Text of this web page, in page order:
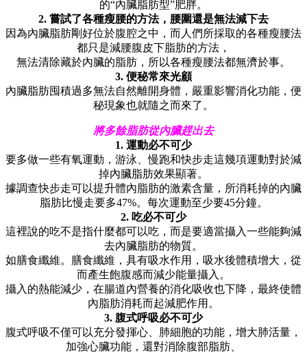
的“內臟脂肪型”肥胖。
2. 嘗試了各種瘦腰的方法，腰圍還是無法減下去
因為內臟脂肪剛好位於腹腔之中，而人們所採取的各種瘦腰法
都只是減腰腹皮下脂肪的方法，
無法清除藏於內臟的脂肪，所以各種瘦腰法都無濟於事。
3. 便秘常來光顧
內臟脂肪囤積過多無法自然離開身體，嚴重影響消化功能，便
秘現象也就隨之而來了。
將多餘脂肪從內臟趕出去
1. 運動必不可少
要多做一些有氧運動，游泳、慢跑和快步走這幾項運動對於減
掉內臟脂肪效果顯著。
據調查快步走可以提升體內脂肪的激素含量，所消耗掉的內臟
脂肪比慢走要多47%。每次運動至少要45分鐘。
2. 吃必不可少
這裡說的吃不是指什麼都可以吃，而是要適當攝入一些能夠減
去內臟脂肪的物質。
如膳食纖維。膳食纖維，具有吸水作用，吸水後體積增大，從
而產生飽腹感而減少能量攝入。
攝入的熱能減少，在腸道內營養的消化吸收也下降，最終使體
內脂肪消耗而起減肥作用。
3. 腹式呼吸必不可少
腹式呼吸不僅可以充分發揮心、肺細胞的功能，增大肺活量，
加強心臟功能，還對消除腹部脂肪、